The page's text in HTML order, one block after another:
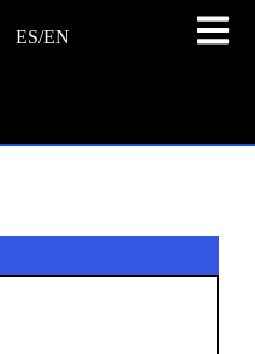
ES/EN